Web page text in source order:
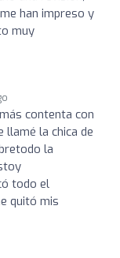
han impreso y
muy
contenta con
llamé la chica de
la
todo el
quitó mis